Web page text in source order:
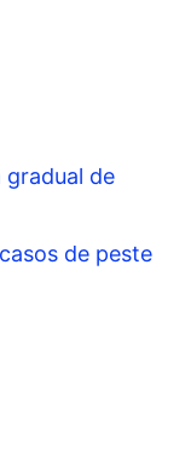
de
de peste